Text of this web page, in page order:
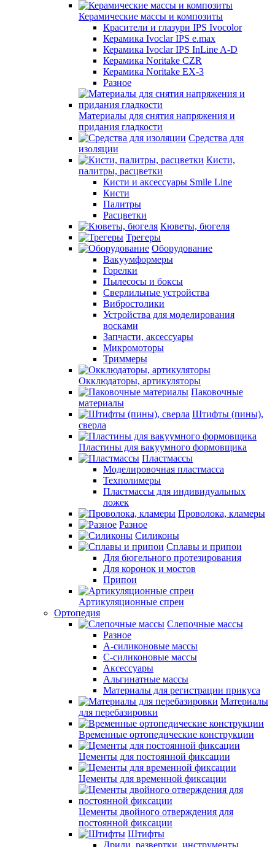
Керамические массы и композиты
Красители и глазури IPS Ivocolor
Керамика Ivoclar IPS e.max
Керамика Ivoclar IPS InLine A-D
Керамика Noritake CZR
Керамика Noritake EX-3
Разное
Материалы для снятия напряжения и
придания гладкости
Средства для
изоляции
Кисти,
палитры, расцветки
Кисти и аксессуары Smile Line
Кисти
Палитры
Расцветки
Кюветы, бюгеля
Трегеры
Оборудование
Вакуумформеры
Горелки
Пылесосы и боксы
Сверлильные устройства
Вибростолики
Устройства для моделирования
восками
Запчасти, аксессуары
Микромоторы
Триммеры
Окклюдаторы, артикуляторы
Паковочные
материалы
Штифты (пины),
сверла
Пластины для вакуумного формовщика
Пластмассы
Моделировочная пластмасса
Техполимеры
Пластмассы для индивидуальных
ложек
Проволока, кламеры
Разное
Силиконы
Сплавы и припои
Для бюгельного протезирования
Для коронок и мостов
Припои
Артикуляционные спреи
Ортопедия
Слепочные массы
Разное
А-силиконовые массы
С-силиконовые массы
Аксессуары
Альгинатные массы
Материалы для регистрации прикуса
Материалы
для перебазировки
Временные ортопедические конструкции
Цементы для постоянной фиксации
Цементы для временной фиксации
Цементы двойного отверждения для
постоянной фиксации
Штифты
Дрили, развертки, инструменты